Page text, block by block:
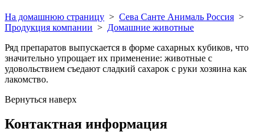
На домашнюю страницу > Сева Санте Анималь Россия >
Продукция компании > Домашние животные
Ряд препаратов выпускается в форме сахарных кубиков, что
значительно упрощает их применение: животные с
удовольствием съедают сладкий сахарок с руки хозяина как
лакомство.
Вернуться наверх
Контактная информация